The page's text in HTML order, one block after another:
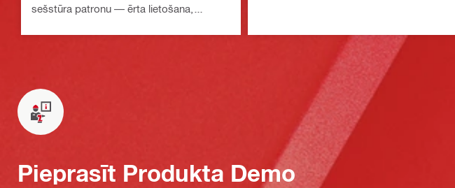
sešstūra patronu — ērta lietošana,
Pieprasīt Produkta Demo